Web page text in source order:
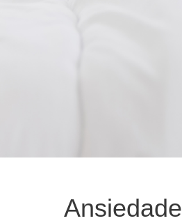
Ansiedade